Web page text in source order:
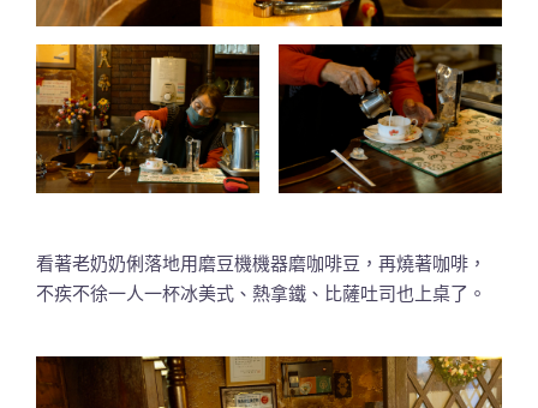
看著老奶奶俐落地用磨豆機機器磨咖啡豆，再燒著咖啡，
不疾不徐一人一杯冰美式、熱拿鐵、比薩吐司也上桌了。